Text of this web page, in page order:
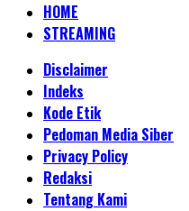
HOME
STREAMING
Disclaimer
Indeks
Kode Etik
Pedoman Media Siber
Privacy Policy
Redaksi
Tentang Kami